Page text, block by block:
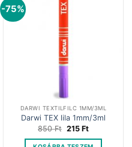
-75%
DARWI TEXTILFILC 1MM/3ML
Darwi TEX lila 1mm/3ml
850Ft Original
was:
215 FtCurrent
is: